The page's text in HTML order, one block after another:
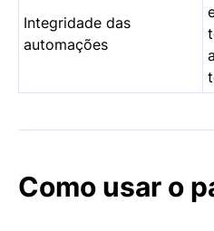
Integridade das
automações
Como usar o